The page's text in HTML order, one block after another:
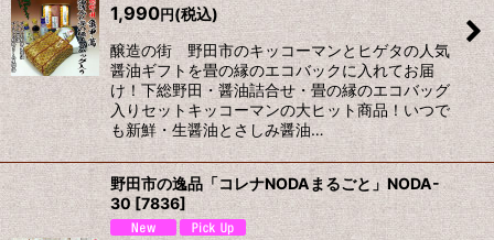
1,990円 (税込)
醸造の街 野田市のキッコーマンとヒゲタの人気
醤油ギフトを畳の縁のエコバックに入れてお届
け！下総野田・醤油詰合せ・畳の縁のエコバッグ
入りセットキッコーマンの大ヒット商品！いつで
も新鮮・生醤油とさしみ醤油…
野田市の逸品「コレナNODAまるごと」NODA-
30 [7836]